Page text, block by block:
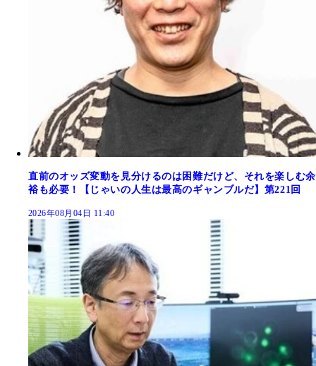
直前のオッズ変動を見分けるのは困難だけど、それを楽しむ余
裕も必要！【じゃいの人生は最高のギャンブルだ】第221回
2026年08月04日 11:40